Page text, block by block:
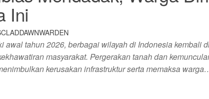
Ini
awal tahun 2026, berbagai wilayah di Indonesia kembali
masyarakat. Pergerakan tanah dan
kerusakan infrastruktur serta memaksa